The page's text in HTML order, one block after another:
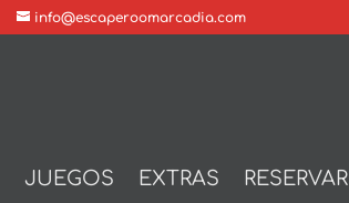
info@escaperoomarcadia.com
JUEGOS EXTRAS RESERVAR